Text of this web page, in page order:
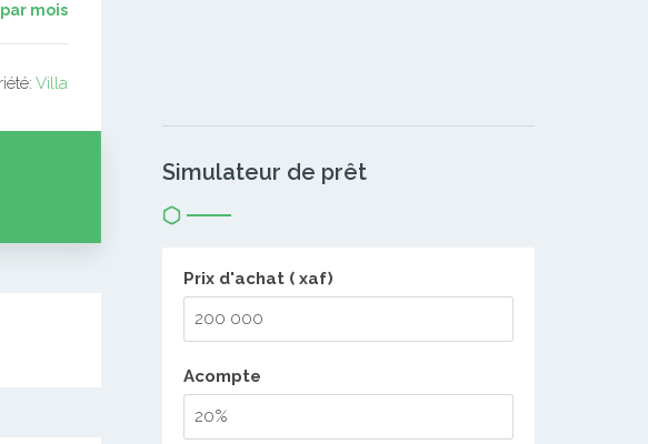
par mois
Villa
Simulateur de prêt
Prix d'achat ( xaf)
Acompte